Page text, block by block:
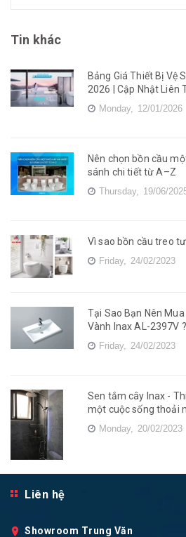
Tin khác
Bảng Giá Thiết Bị Vệ
2026 | Cập Nhật Liên
Monday, 12/01/2026
Nên chọn bồn cầu
sánh chi tiết từ A–Z
Thursday, 19/06/
Vì sao bồn cầu treo
Friday, 24/02/2023
Tại Sao Bạn Nên
Vành Inax AL-2397V ?
Friday, 24/02/2023
Sen tắm cây Inax -
một cuộc sống thoải
Monday, 20/02/2023
Liên hệ
Showroom Trung Văn